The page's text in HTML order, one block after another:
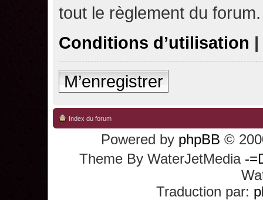
tout le règlement du forum.
Conditions d’utilisation |
M’enregistrer
Index du forum
Powered by phpBB ©
Theme By WaterJetMedia -
Traduction par: